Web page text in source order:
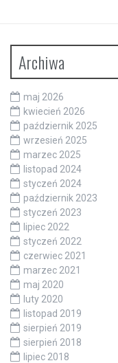
Archiwa
maj 2026
kwiecień 2026
październik 2025
wrzesień 2025
marzec 2025
listopad 2024
styczeń 2024
październik 2023
styczeń 2023
lipiec 2022
styczeń 2022
czerwiec 2021
marzec 2021
maj 2020
luty 2020
listopad 2019
sierpień 2019
sierpień 2018
lipiec 2018